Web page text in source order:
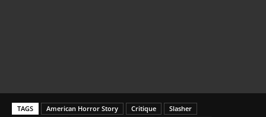
TAGS American Horror Story Critique
Slasher